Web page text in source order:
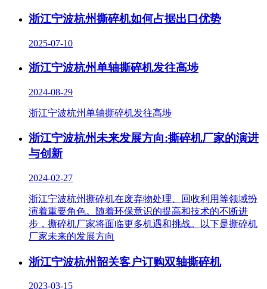
浙江宁波杭州撕碎机如何占据出口优势
2025-07-10
浙江宁波杭州单轴撕碎机发往高埗
2024-08-29
浙江宁波杭州单轴撕碎机发往高埗
浙江宁波杭州未来发展方向:撕碎机厂家的演进
与创新
2024-02-27
浙江宁波杭州撕碎机在废弃物处理、回收利用等领域扮
演着重要角色。随着环保意识的提高和技术的不断进
步，撕碎机厂家将面临更多机遇和挑战。以下是撕碎机
厂家未来的发展方向
浙江宁波杭州韶关客户订购双轴撕碎机
2023-03-15